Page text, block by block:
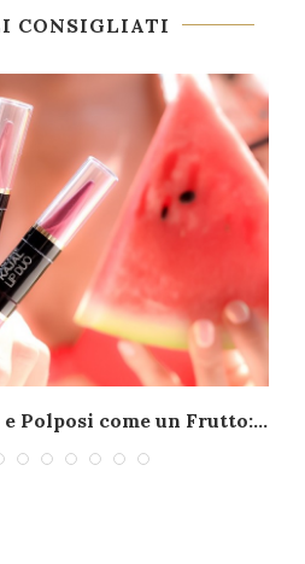
CONSIGLIATI
Polposi come un Frutto:...